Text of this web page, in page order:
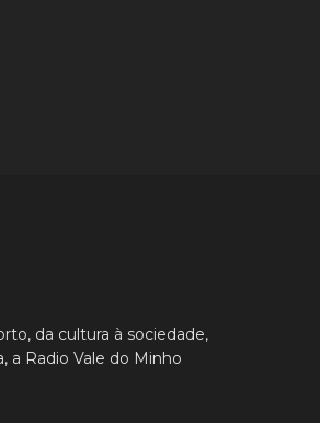
da cultura à sociedade,
a Radio Vale do Minho